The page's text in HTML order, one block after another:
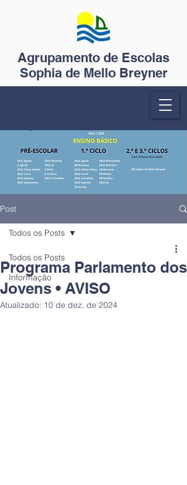
Agrupamento de Escolas
Sophia de Mello Breyner
Post
Todos os Posts
Informação
Todos os Posts
Programa Parlamento dos
Jovens • AVISO
Atualizado: 10 de dez. de 2024